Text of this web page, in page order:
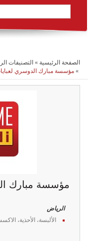
الصفحة الرئيسية » التصنيفات
» مؤسسة مبارك الدوسري
مؤسسة مبارك
الرياض
الألبسة، الأحذية،